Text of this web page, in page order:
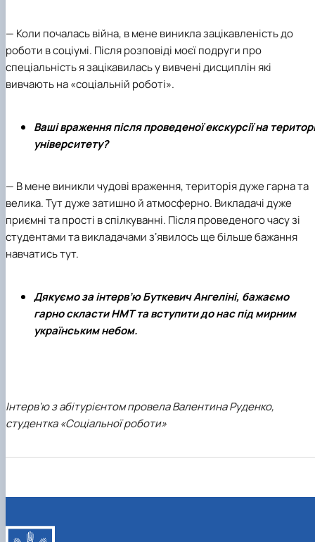
— Коли почалась війна, в мене виникла зацікавленість до
роботи в соціумі. Після розповіді моєї подруги про
спеціальність я зацікавилась у вивчені дисциплін які
вивчають на «соціальній роботі».
Ваші враження після проведеної екскурсії на
університету?
— В мене виникли чудові враження, територія дуже гарна та
велика. Тут дуже затишно й атмосферно. Викладачі дуже
приємні та прості в спілкуванні. Після проведеного часу зі
студентами та викладачами зʼявилось ще більше бажання
навчатись тут.
Дякуємо за інтерв’ю Буткевич Ангеліні, бажаємо
гарно скласти НМТ та вступити до нас під мирним
українським небом.
Інтерв’ю з абітурієнтом провела Валентина Руденко,
студентка «Соціальної роботи»